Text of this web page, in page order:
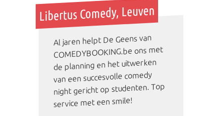
Libertus Comedy, Leuven
Al jaren helpt De Geens van
COMEDYBOOKING.be ons met
de planning en het uitwerken
van een succesvolle comedy
night gericht op studenten. Top
service met een smile!